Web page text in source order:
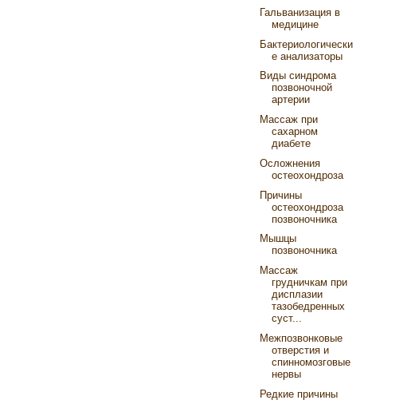
Гальванизация в
медицине
Бактериологически
е анализаторы
Виды синдрома
позвоночной
артерии
Массаж при
сахарном
диабете
Осложнения
остеохондроза
Причины
остеохондроза
позвоночника
Мышцы
позвоночника
Массаж
грудничкам при
дисплазии
тазобедренных
суст...
Межпозвонковые
отверстия и
спинномозговые
нервы
Редкие причины